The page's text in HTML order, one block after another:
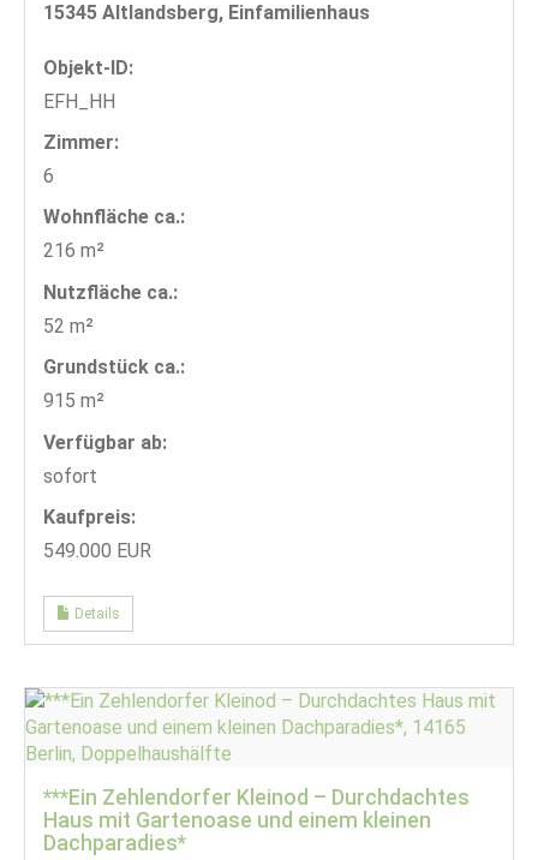
15345 Altlandsberg, Einfamilienhaus
Objekt-ID:
EFH_HH
Zimmer:
6
Wohnfläche ca.:
216 m²
Nutzfläche ca.:
52 m²
Grund­stück ca.:
915 m²
Verfügbar ab:
sofort
Kaufpreis:
549.000 EUR
Details
***Ein Zehlendorfer Kleinod – Durchdachtes
Haus mit Gartenoase und einem kleinen
Dachparadies*